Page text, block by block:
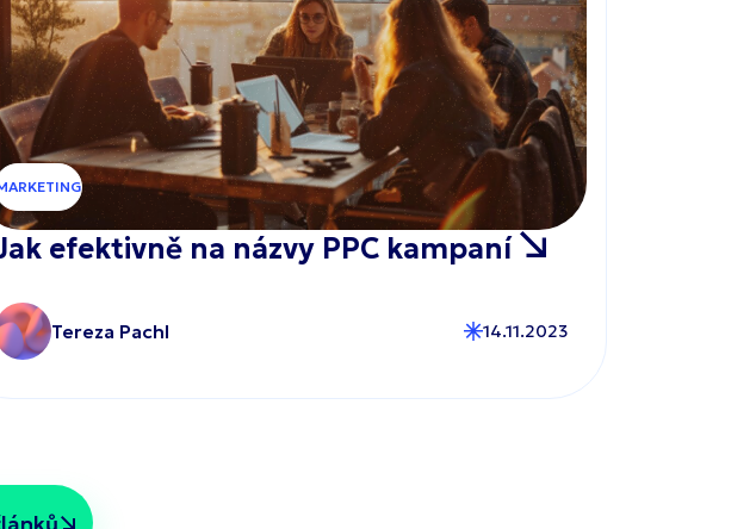
efektivně na názvy PPC kampaní
Tereza Pachl 14.11.2023